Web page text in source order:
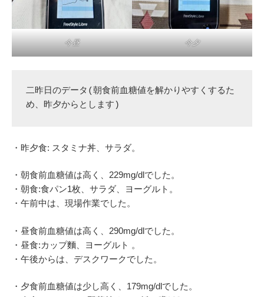
今昼 今夕
二昨日のデータ(朝食前血糖値を解かりやすくするた
め、昨夕からとします)
・昨夕食: スタミナ丼、サラダ。
・朝食前血糖値は高く、229mg/dlでした。
・朝食:食パン1枚、サラダ、ヨーグルト。
・午前中は、現場作業でした。
・昼食前血糖値は高く、290mg/dlでした。
・昼食:カップ麵、ヨーグルト 。
・午後からは、デスクワークでした。
・夕食前血糖値は少し高く、179mg/dlでした。